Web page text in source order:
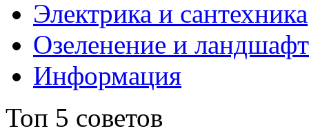
Электрика и сантехника
Озеленение и
Информация
Топ 5 советов